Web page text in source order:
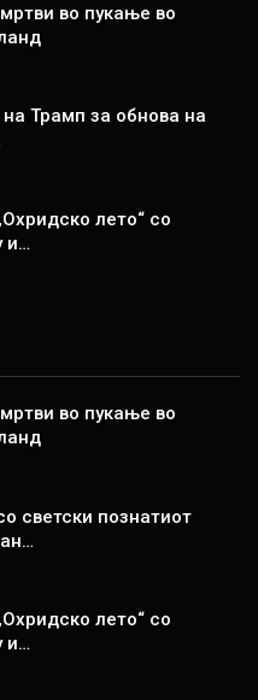
во пукање во
Трамп за обнова на
лето“ со
и…
во пукање во
светски познатиот
лето“ со
и…